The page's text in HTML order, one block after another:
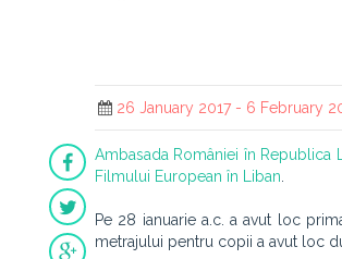
26 January 2017 - 6 February
Ambasada României în Republica
Filmului European în Liban
Pe 28 ianuarie a.c. a avut loc
metrajului pentru copii a avut loc